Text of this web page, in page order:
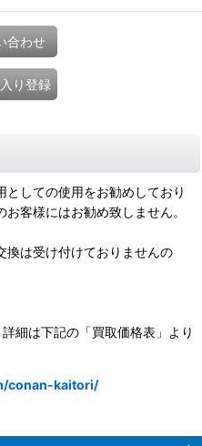
合わせ
り登録
としての使用をお勧めしており
客様にはお勧め致しません。
換は受け付けておりませんの
細は下記の「買取価格表」より
conan-kaitori/